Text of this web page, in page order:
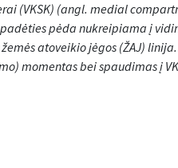
(VKSK) (angl. medial
pėda nukreipiama į
atoveikio jėgos (ŽAJ)
momentas bei spaudimas į